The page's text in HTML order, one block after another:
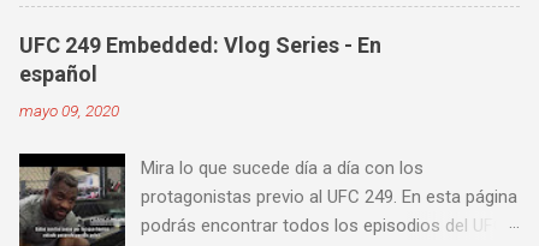
contra golpes a alta velocidad; así como
también las entradas rápidas para acortar
algunos videos donde puedes aprender a
golpear la pera cielo tierra o pera loca. En esta
lista de videos podrás ver diversos tipos de
UFC 249 Embedded: Vlog Series - En
español
mayo 09, 2020
Mira lo que sucede día a día con los
protagonistas previo al UFC 249. En esta página
podrás encontrar todos los episodios del UFC